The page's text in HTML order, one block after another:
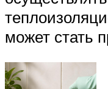
может стать